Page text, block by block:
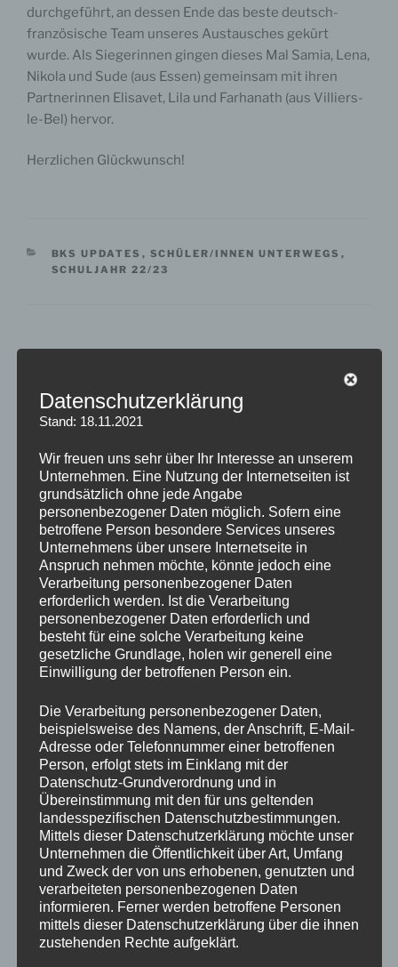
durchgeführt, an dessen Ende das beste deutsch-
französische Team unseres Austausches gekürt
wurde. Als Siegerinnen gingen dieses Mal Samia, Lena,
Nikola und Sude (aus Essen) gemeinsam mit ihren
Partnerinnen Elisavet, Lila und Farhanath (aus Villiers-
le-Bel) hervor.
Herzlichen Glückwunsch!
KATEGORIEN
BKS UPDATES , SCHÜLER/INNEN UNTERWEGS ,
SCHULJAHR 22/23
Beitrag
Sowi-Kurs besucht den NRW-Landtag
Beitrag
BKS in Netzwerk „Schule ohne Rassismus – Schule
mit Courage“ aufgenommen
KATEGORIEN
BKS bilingual
BKS Updates
Corona-Informationen
Die BKS informiert
Die Schulleitung informiert
Europaschule
Schüler/innen aktiv
Schüler/innen erfolgreich
Schüler/innen kreativ
Schüler/innen unterwegs
Datenschutzerklärung
Stand: 18.11.2021
Wir freuen uns sehr über Ihr Interesse an unserem
Unternehmen. Eine Nutzung der Internetseiten ist
grundsätzlich ohne jede Angabe
personenbezogener Daten möglich. Sofern eine
betroffene Person besondere Services unseres
Unternehmens über unsere Internetseite in
Anspruch nehmen möchte, könnte jedoch eine
Verarbeitung personenbezogener Daten
erforderlich werden. Ist die Verarbeitung
personenbezogener Daten erforderlich und
besteht für eine solche Verarbeitung keine
gesetzliche Grundlage, holen wir generell eine
Einwilligung der betroffenen Person ein.
Die Verarbeitung personenbezogener Daten,
beispielsweise des Namens, der Anschrift, E-Mail-
Adresse oder Telefonnummer einer betroffenen
Person, erfolgt stets im Einklang mit der
Datenschutz-Grundverordnung und in
Übereinstimmung mit den für uns geltenden
landesspezifischen Datenschutzbestimmungen.
Mittels dieser Datenschutzerklärung möchte unser
Unternehmen die Öffentlichkeit über Art, Umfang
und Zweck der von uns erhobenen, genutzten und
verarbeiteten personenbezogenen Daten
informieren. Ferner werden betroffene Personen
mittels dieser Datenschutzerklärung über die ihnen
zustehenden Rechte aufgeklärt.